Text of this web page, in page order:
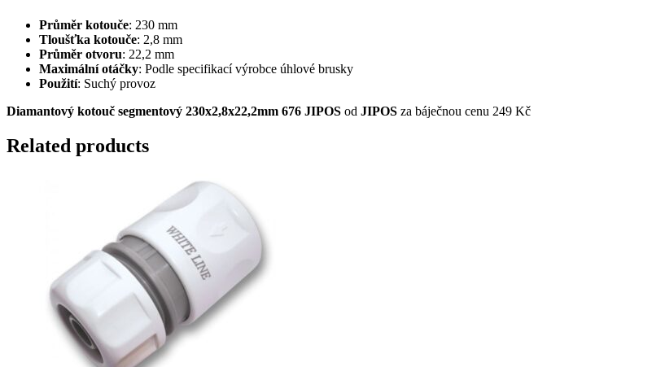
Průměr kotouče: 230 mm
Tloušťka kotouče: 2,8 mm
Průměr otvoru: 22,2 mm
Maximální otáčky: Podle specifikací výrobce úhlové brusky
Použití: Suchý provoz
Diamantový kotouč segmentový 230x2,8x22,2mm 676 JIPOS od JIPOS za báječnou cenu 249 Kč
Related products